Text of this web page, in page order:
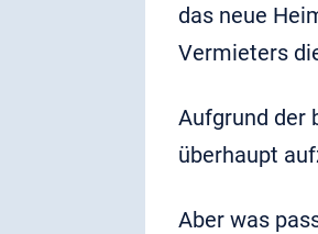
das neue
Vermieters
Aufgrund der
überhaupt
Aber was